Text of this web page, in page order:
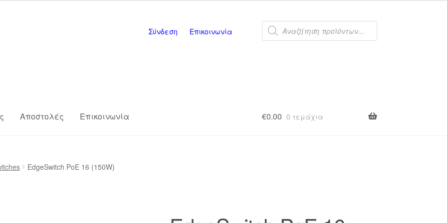
Σύνδεση Επικοινωνία
Products
search
Αποστολές Επικοινωνία
Πληρωμές
€0.00 0 τεμάχια
EdgeSwitch PoE 16 (150W)